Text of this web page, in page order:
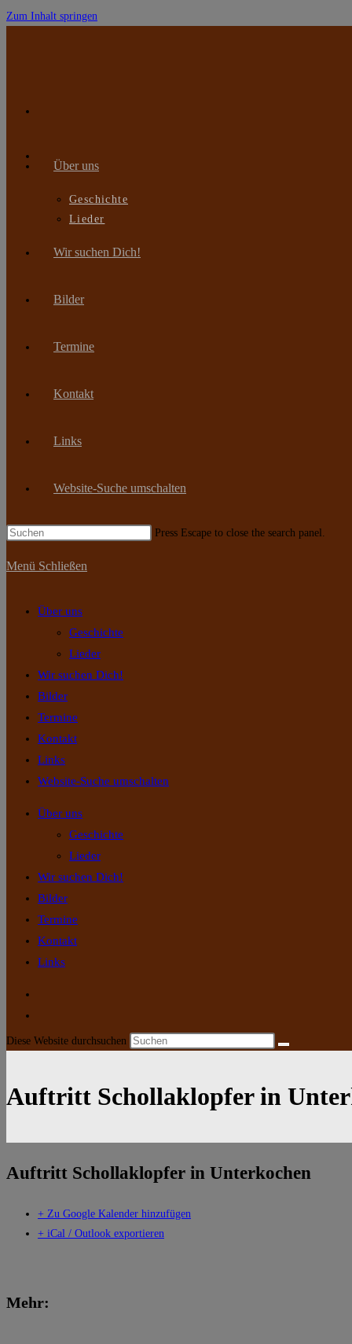
Zum Inhalt springen
Über uns
Geschichte
Lieder
Wir suchen Dich!
Bilder
Termine
Kontakt
Links
Website-Suche umschalten
Press Escape to close the search panel.
Menü Schließen
Über uns
Geschichte
Lieder
Wir suchen Dich!
Bilder
Termine
Kontakt
Links
Website-Suche umschalten
Über uns
Geschichte
Lieder
Wir suchen Dich!
Bilder
Termine
Kontakt
Links
Diese Website durchsuchen
Auftritt Schollaklopfer in
Auftritt Schollaklopfer in Unterkochen
+ Zu Google Kalender hinzufügen
+ iCal / Outlook exportieren
Mehr: